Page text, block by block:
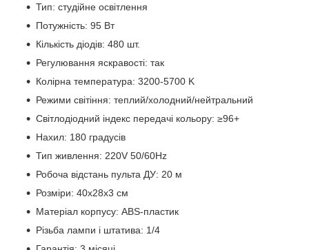
Тип: студійне освітлення
Потужність: 95 Вт
Кількість діодів: 480 шт.
Регулювання яскравості: так
Колірна температура: 3200-5700 K
Режими світіння: теплий/холодний/нейтральний
Світлодіодний індекс передачі кольору: ≥96+
Нахил: 180 градусів
Тип живлення: 220V 50/60Hz
Робоча відстань пульта ДУ: 20 м
Розміри: 40х28х3 см
Матеріал корпусу: ABS-пластик
Різьба лампи і штатива: 1/4